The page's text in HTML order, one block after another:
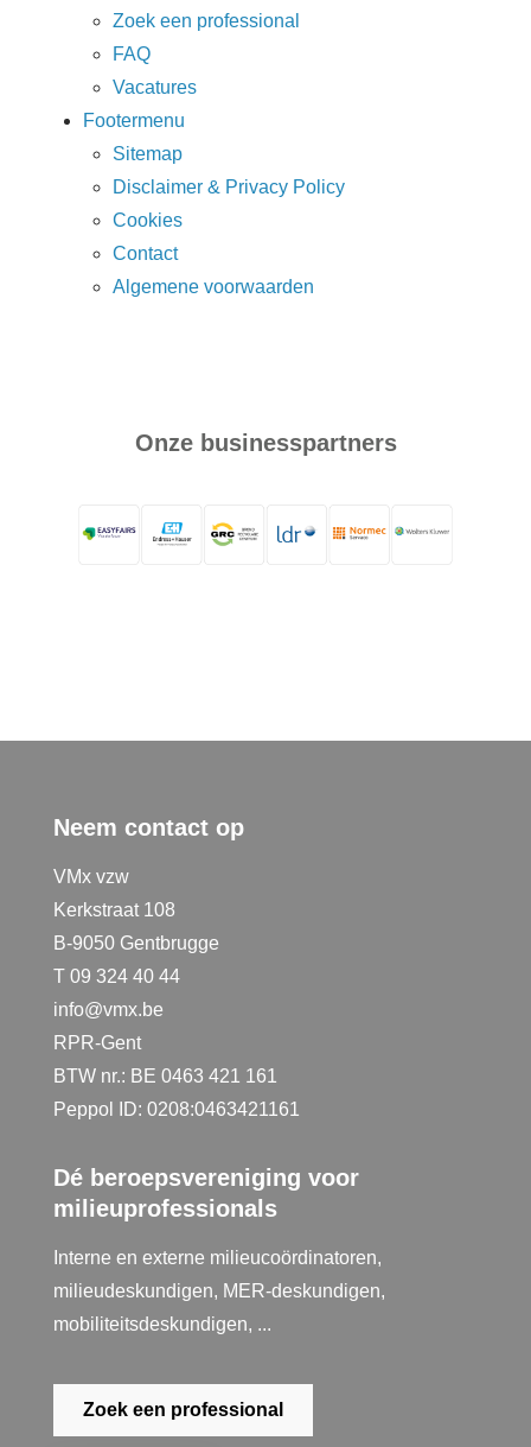
Zoek een professional
FAQ
Vacatures
Footermenu
Sitemap
Disclaimer & Privacy Policy
Cookies
Contact
Algemene voorwaarden
Onze businesspartners
Neem contact op
VMx vzw
Kerkstraat 108
B-9050 Gentbrugge
T 09 324 40 44
info@vmx.be
RPR-Gent
BTW nr.: BE 0463 421 161
Peppol ID: 0208:0463421161
Dé beroepsvereniging voor
milieuprofessionals
Interne en externe milieucoördinatoren,
milieudeskundigen, MER-deskundigen,
mobiliteitsdeskundigen, ...
Zoek een professional